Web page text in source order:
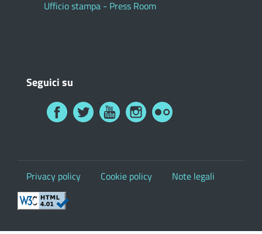
Ufficio stampa - Press Room
Seguici su
Privacy policy Cookie policy Note legali